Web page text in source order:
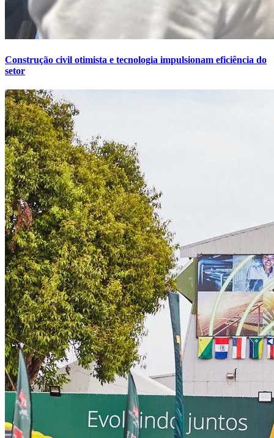
Construção civil otimista e tecnologia impulsionam eficiência do
setor